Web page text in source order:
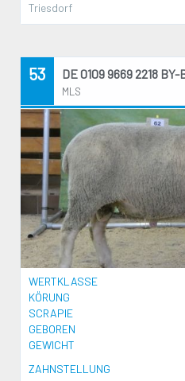
Triesdorf
53 DE 0109 9669 2218 BY-
MLS
WERTKLASSE
KÖRUNG
SCRAPIE
GEBOREN
GEWICHT
ZAHNSTELLUNG